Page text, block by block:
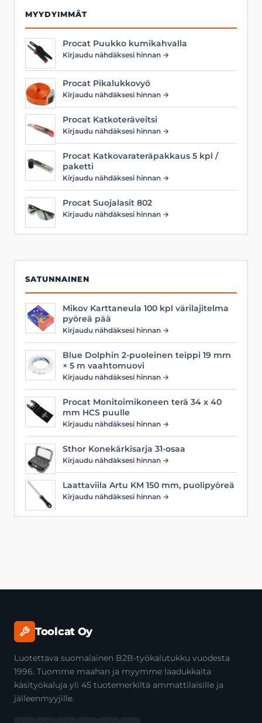
MYYDYIMMÄT
Procat Puukko kumikahvalla
Kirjaudu nähdäksesi hinnan →
Procat Pikalukkovyö
Kirjaudu nähdäksesi hinnan →
Procat Katkoteräveitsi
Kirjaudu nähdäksesi hinnan →
Procat Katkovarateräpakkaus 5 kpl /
paketti
Kirjaudu nähdäksesi hinnan →
Procat Suojalasit 802
Kirjaudu nähdäksesi hinnan →
SATUNNAINEN
Mikov Karttaneula 100 kpl värilajitelma
pyöreä pää
Kirjaudu nähdäksesi hinnan →
Blue Dolphin 2-puoleinen teippi 19 mm
× 5 m vaahtomuovi
Kirjaudu nähdäksesi hinnan →
Procat Monitoimikoneen terä 34 x 40
mm HCS puulle
Kirjaudu nähdäksesi hinnan →
Sthor Konekärkisarja 31-osaa
Kirjaudu nähdäksesi hinnan →
Laattaviila Artu KM 150 mm, puolipyöreä
Kirjaudu nähdäksesi hinnan →
Toolcat Oy
Luotettava suomalainen B2B-työkalutukku vuodesta
1996. Tuomme maahan ja myymme laadukkaita
käsityökaluja yli 45 tuotemerkiltä ammattilaisille ja
jälleenmyyjille.